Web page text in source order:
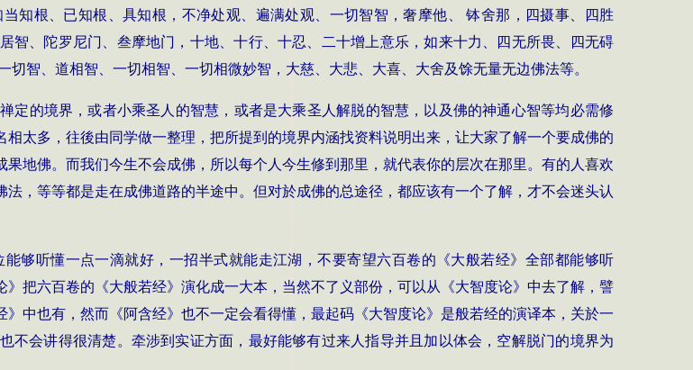
知根、已知根、具知根，不净处观、遍满处观、一切智智，奢摩他、 钵舍那，四摄事、四胜
智、陀罗尼门、叁摩地门，十地、十行、十忍、二十增上意乐，如来十力、四无所畏、四无碍
智、道相智、一切相智、一切相微妙智，大慈、大悲、大喜、大舍及馀无量无边佛法等。
定的境界，或者小乘圣人的智慧，或者是大乘圣人解脱的智慧，以及佛的神通心智等均必需修
太多，往後由同学做一整理，把所提到的境界内涵找资料说明出来，让大家了解一个要成佛的
地佛。而我们今生不会成佛，所以每个人今生修到那里，就代表你的层次在那里。有的人喜欢
，等等都是走在成佛道路的半途中。但对於成佛的总途径，都应该有一个了解，才不会迷头认
够听懂一点一滴就好，一招半式就能走江湖，不要寄望六百卷的《大般若经》全部都能够听
把六百卷的《大般若经》演化成一大本，当然不了义部份，可以从《大智度论》中去了解，譬
中也有，然而《阿含经》也不一定会看得懂，最起码《大智度论》是般若经的演译本，关於一
不会讲得很清楚。牵涉到实证方面，最好能够有过来人指导并且加以体会，空解脱门的境界为